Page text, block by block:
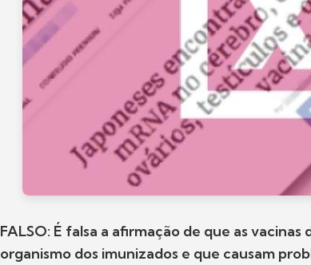
FALSO: É falsa a afirmação de que as
organismo dos imunizados e que causam